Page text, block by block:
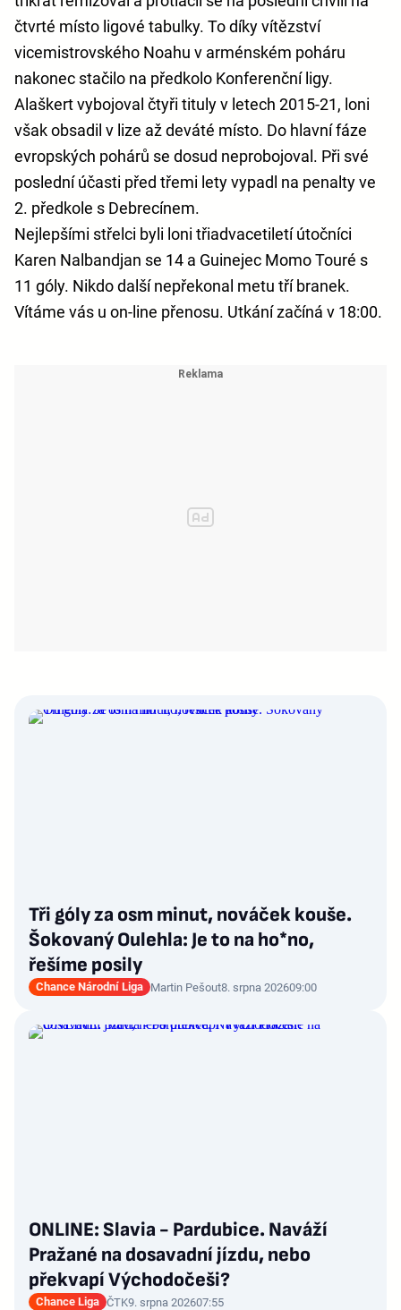
čtvrté místo ligové tabulky. To díky vítězství
vicemistrovského Noahu v arménském poháru
nakonec stačilo na předkolo Konferenční ligy.
Alaškert vybojoval čtyři tituly v letech 2015-21, loni
však obsadil v lize až deváté místo. Do hlavní fáze
evropských pohárů se dosud neprobojoval. Při své
poslední účasti před třemi lety vypadl na penalty ve
2. předkole s Debrecínem.
Nejlepšími střelci byli loni třiadvacetiletí útočníci
Karen Nalbandjan se 14 a Guinejec Momo Touré s
11 góly. Nikdo další nepřekonal metu tří branek.
Vítáme vás u on-line přenosu. Utkání začíná v 18:00.
Tři góly za osm minut, nováček kouše.
Šokovaný Oulehla: Je to na ho*no,
řešíme posily
Chance Národní Liga Martin Pešout8. srpna 202609:00
ONLINE: Slavia - Pardubice. Naváží
Pražané na dosavadní jízdu, nebo
překvapí Východočeši?
Chance Liga ČTK9. srpna 202607:55